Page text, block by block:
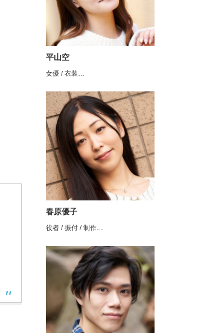
平山空
女優 / 衣装…
春原優子
役者 / 振付 / 制作…